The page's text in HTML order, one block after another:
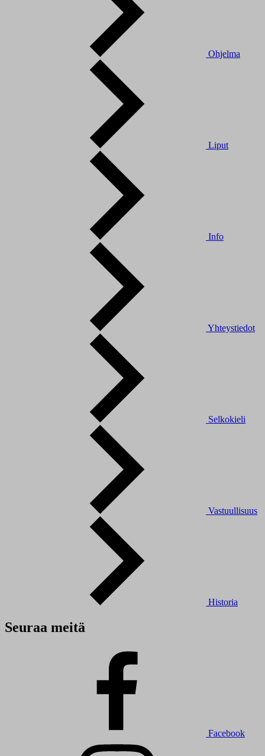
Ohjelma
Liput
Info
Yhteystiedot
Selkokieli
Vastuullisuus
Historia
Seuraa meitä
Facebook